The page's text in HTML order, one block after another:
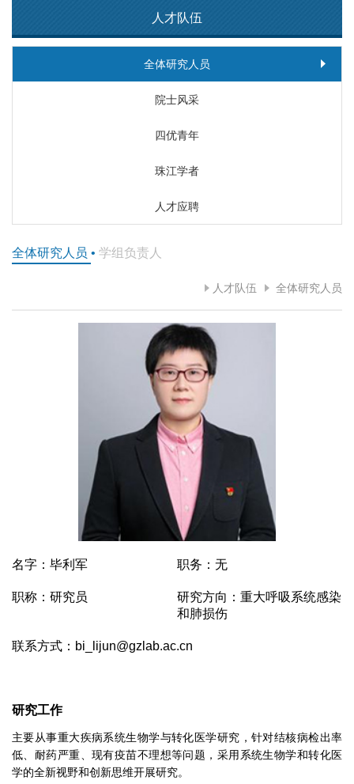
人才队伍
全体研究人员
院士风采
四优青年
珠江学者
人才应聘
全体研究人员 • 学组负责人
人才队伍 全体研究人员
名字：毕利军 职务：无
职称：研究员
研究方向：重大呼吸系统感染
和肺损伤
联系方式：bi_lijun@gzlab.ac.cn
研究工作
主要从事重大疾病系统生物学与转化医学研究，针对结核病检出率
低、耐药严重、现有疫苗不理想等问题，采用系统生物学和转化医
学的全新视野和创新思维开展研究。